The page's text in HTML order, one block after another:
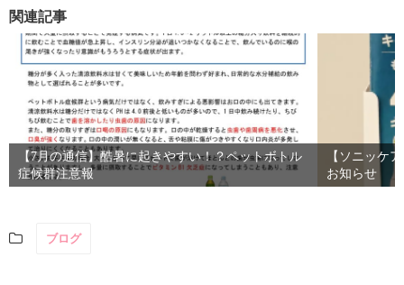
関連記事
【7月の通信】酷暑に起きやすい！？ペットボトル
症候群注意報
【ソニッケ
お知らせ
ブログ